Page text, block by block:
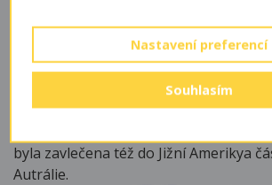
Výskyt
jihovýchod USA, ale zavlečena byla
světa, především Evropy (včetně ČR a
vytlačuje želvu bahenní, u nás
byla zavlečena též do Jižní Amerikya
Autrálie.
Nastavení preferencí
Souhlasím